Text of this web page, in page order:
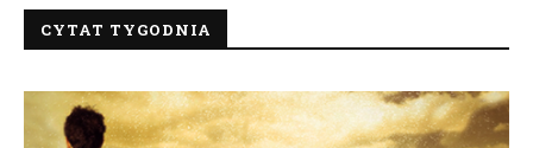
CYTAT TYGODNIA